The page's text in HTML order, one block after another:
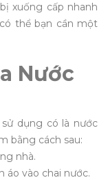
xuống cấp nhanh
thể bạn cần một
Nước
dụng có là nước
bằng cách sau:
nhà.
áo vào chai nước.